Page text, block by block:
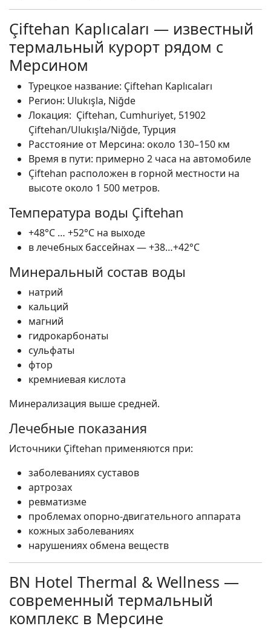
Çiftehan Kaplıcaları — известный
термальный курорт рядом с
Мерсином
Турецкое название: Çiftehan Kaplıcaları
Регион: Ulukışla, Niğde
Локация: Çiftehan, Cumhuriyet, 51902
Çiftehan/Ulukışla/Niğde, Турция
Расстояние от Мерсина: около 130–150 км
Время в пути: примерно 2 часа на автомобиле
Çiftehan расположен в горной местности на
высоте около 1 500 метров.
Температура воды Çiftehan
+48°C … +52°C на выходе
в лечебных бассейнах — +38…+42°C
Минеральный состав воды
натрий
кальций
магний
гидрокарбонаты
сульфаты
фтор
кремниевая кислота
Минерализация выше средней.
Лечебные показания
Источники Çiftehan применяются при:
заболеваниях суставов
артрозах
ревматизме
проблемах опорно-двигательного аппарата
кожных заболеваниях
нарушениях обмена веществ
BN Hotel Thermal & Wellness —
современный термальный
комплекс в Мерсине